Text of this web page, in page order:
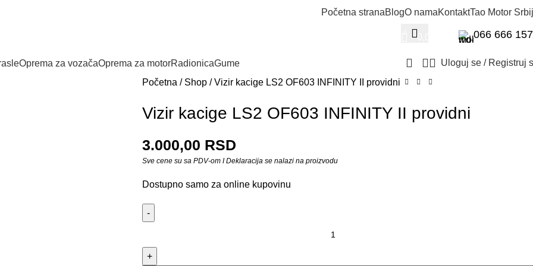
Početna stranaBlogO namaKontaktTao Motor
0,00 066 666
Oprema za vozačaOprema za motorRadionicaGume Uloguj se / Registruj
Početna / Shop /Vizir kacige LS2 OF603 INFINITY II providni
Vizir kacige LS2 OF603 INFINITY II providni
3.000,00 RSD
Sve cene su sa PDV-om I Deklaracija se nalazi na proizvodu
Dostupno samo za online kupovinu